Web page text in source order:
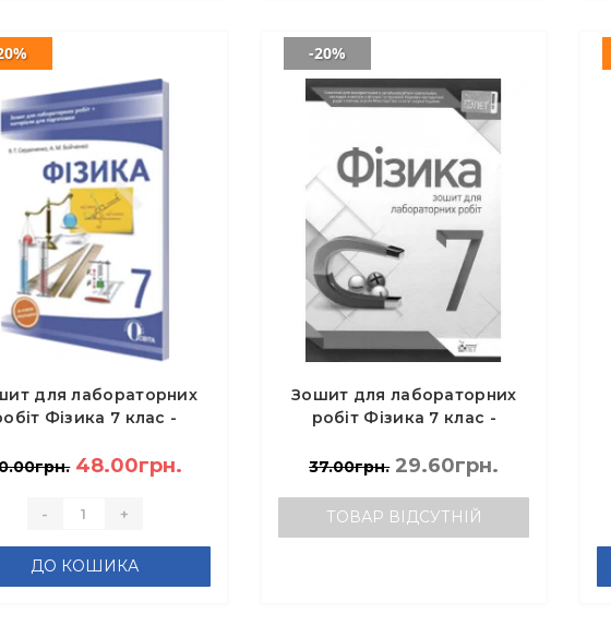
для лабораторних
Фізика 7 клас -
А.М.
48.00грн.
- +
ДО КОШИКА
Зошит для лабораторних
робіт Фізика 7 клас -
-20%
37.00грн. 29.60грн.
ТОВАР ВІДСУТНІЙ